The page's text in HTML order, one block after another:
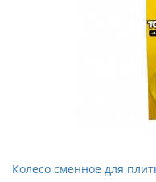
Колесо сменное для